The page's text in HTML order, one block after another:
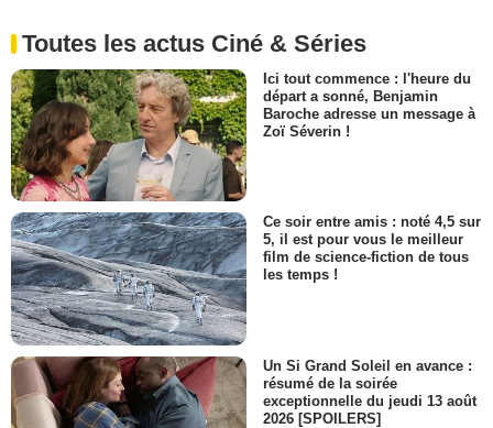
Toutes les actus Ciné & Séries
Ici tout commence : l'heure du
départ a sonné, Benjamin
Baroche adresse un message à
Zoï Séverin !
Ce soir entre amis : noté 4,5 sur
5, il est pour vous le meilleur
film de science-fiction de tous
les temps !
Un Si Grand Soleil en avance :
résumé de la soirée
exceptionnelle du jeudi 13 août
2026 [SPOILERS]